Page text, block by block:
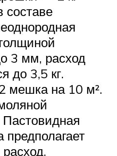
составе
3 мм, расход
до 3,5 кг.
мешка на 10 м².
предполагает